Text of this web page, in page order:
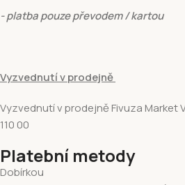
- platba pouze převodem / kartou
Vyzvednutí v prodejně
Vyzvednutí v prodejně Fivuza Market
110 00
Platební metody
Dobírkou